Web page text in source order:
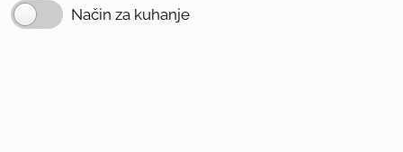
Način za kuhanje